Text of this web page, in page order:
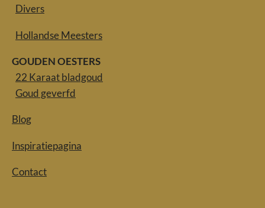
Divers
Hollandse Meesters
GOUDEN OESTERS
22 Karaat bladgoud
Goud geverfd
Blog
Inspiratiepagina
Contact